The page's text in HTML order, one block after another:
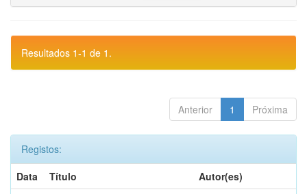
Resultados 1-1 de 1.
Anterior 1 Próxima
Registos:
Data
Título
Autor(es)